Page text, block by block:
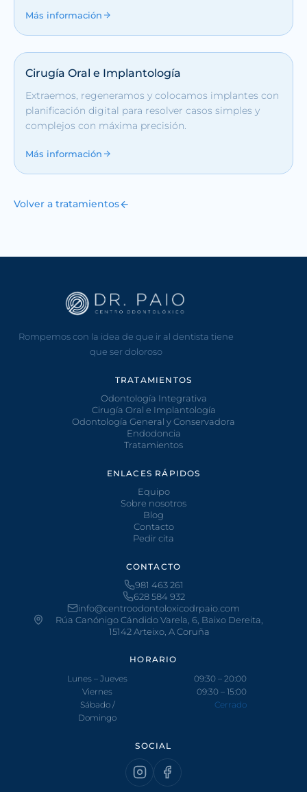
Más información
Cirugía Oral e Implantología
Extraemos, regeneramos y colocamos implantes con
planificación digital para resolver casos simples y
complejos con máxima precisión.
Más información
Volver a tratamientos
Rompemos con la idea de que ir al dentista tiene
que ser doloroso
TRATAMIENTOS
Odontología Integrativa
Cirugía Oral e Implantología
Odontología General y Conservadora
Endodoncia
Tratamientos
ENLACES RÁPIDOS
Equipo
Sobre nosotros
Blog
Contacto
Pedir cita
CONTACTO
981 463 261
628 584 932
info@centroodontoloxicodrpaio.com
Rúa Canónigo Cándido Varela, 6, Baixo Dereita,
15142 Arteixo, A Coruña
HORARIO
Lunes – Jueves
09:30 – 20:00
Viernes
09:30 – 15:00
Sábado /
Domingo
Cerrado
SOCIAL